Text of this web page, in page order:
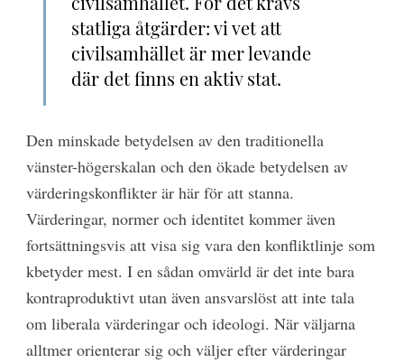
statliga åtgärder: vi vet att
civilsamhället är mer levande
där det finns en aktiv stat.
Den minskade betydelsen av den traditionella
vänster-högerskalan och den ökade betydelsen av
värderingskonflikter är här för att stanna.
Värderingar, normer och identitet kommer även
fortsättningsvis att visa sig vara den konfliktlinje som
kbetyder mest. I en sådan omvärld är det inte bara
kontraproduktivt utan även ansvarslöst att inte tala
om liberala värderingar och ideologi. När väljarna
alltmer orienterar sig och väljer efter värderingar